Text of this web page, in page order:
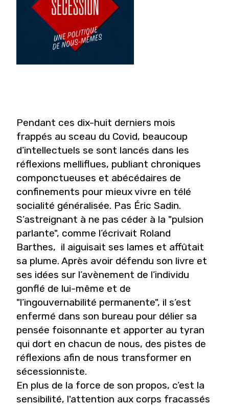
Pendant ces dix-huit derniers mois
frappés au sceau du Covid, beaucoup
d’intellectuels se sont lancés dans les
réflexions melliflues, publiant chroniques
componctueuses et abécédaires de
confinements pour mieux vivre en télé
socialité généralisée. Pas Éric Sadin.
S’astreignant à ne pas céder à la "pulsion
parlante", comme l’écrivait Roland
Barthes, il aiguisait ses lames et affûtait
sa plume. Après avoir défendu son livre et
ses idées sur l’avènement de l’individu
gonflé de lui-même et de
"l’ingouvernabilité permanente", il s’est
enfermé dans son bureau pour délier sa
pensée foisonnante et apporter au tyran
qui dort en chacun de nous, des pistes de
réflexions afin de nous transformer en
sécessionniste.
En plus de la force de son propos, c’est la
sensibilité, l'attention aux corps fracassés